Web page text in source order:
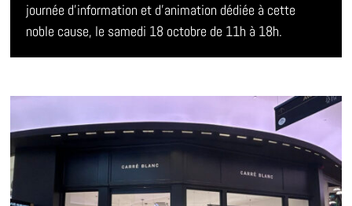
journée d’information et d’animation dédiée à cette
noble cause, le samedi 18 octobre de 11h à 18h.